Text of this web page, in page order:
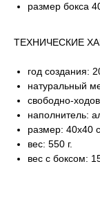
размер бокса
ТЕХНИЧЕСКИЕ
год создания:
натуральный
свободно-
наполнитель:
размер: 40х40
вес: 550 г.
вес с боксом: